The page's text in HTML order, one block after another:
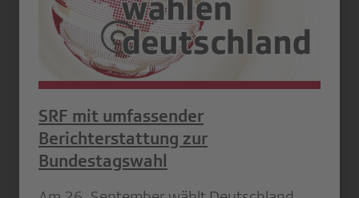
SRF mit umfassender
Berichterstattung zur
Bundestagswahl